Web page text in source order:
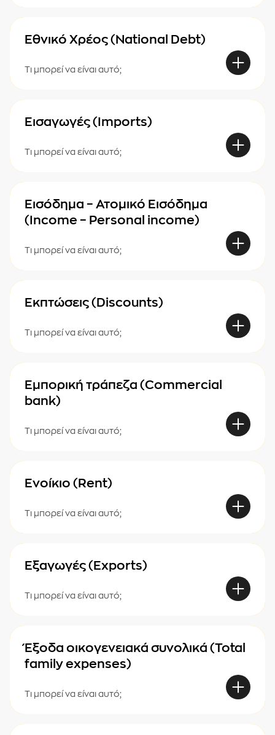
Εθνικό Χρέος (National Debt)
Τι μπορεί να είναι αυτό;
Εισαγωγές (Imports)
Τι μπορεί να είναι αυτό;
Εισόδημα – Ατομικό Εισόδημα
(Income – Personal income)
Τι μπορεί να είναι αυτό;
Εκπτώσεις (Discounts)
Τι μπορεί να είναι αυτό;
Εμπορική τράπεζα (Commercial
bank)
Τι μπορεί να είναι αυτό;
Ενοίκιο (Rent)
Τι μπορεί να είναι αυτό;
Εξαγωγές (Exports)
Τι μπορεί να είναι αυτό;
Έξοδα οικογενειακά συνολικά (Total
family expenses)
Τι μπορεί να είναι αυτό;